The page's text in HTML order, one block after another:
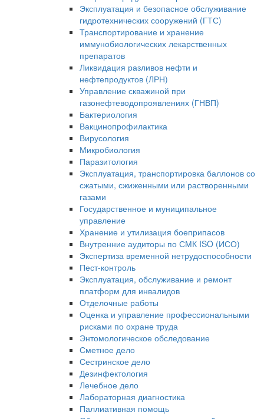
Эксплуатация и безопасное обслуживание
гидротехнических сооружений (ГТС)
Транспортирование и хранение
иммунобиологических лекарственных
препаратов
Ликвидация разливов нефти и
нефтепродуктов (ЛРН)
Управление скважиной при
газонефтеводопроявлениях (ГНВП)
Бактериология
Вакцинопрофилактика
Вирусология
Микробиология
Паразитология
Эксплуатация, транспортировка баллонов со
сжатыми, сжиженными или растворенными
газами
Государственное и муниципальное
управление
Хранение и утилизация боеприпасов
Внутренние аудиторы по СМК ISO (ИСО)
Экспертиза временной нетрудоспособности
Пест-контроль
Эксплуатация, обслуживание и ремонт
платформ для инвалидов
Отделочные работы
Оценка и управление профессиональными
рисками по охране труда
Энтомологическое обследование
Сметное дело
Сестринское дело
Дезинфектология
Лечебное дело
Лабораторная диагностика
Паллиативная помощь